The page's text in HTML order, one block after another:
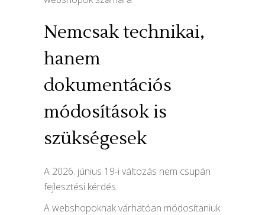
Nemcsak technikai,
hanem
dokumentációs
módosítások is
szükségesek
A 2026. június 19-i változás nem csupán
fejlesztési kérdés.
A webshopoknak várhatóan módosítaniuk